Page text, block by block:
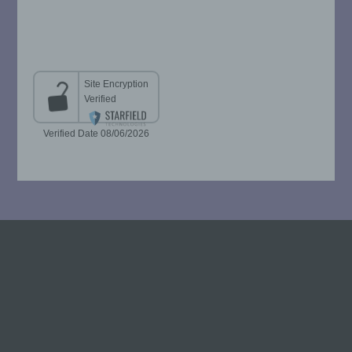
h) Auftragsverarbeiter
Auftragsverarbeiter ist eine natürliche oder